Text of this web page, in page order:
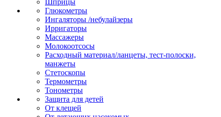
Шприцы
Глюкометры
Ингаляторы /небулайзеры
Ирригаторы
Массажеры
Молокоотсосы
Расходный материал/ланцеты, тест-полоски,
манжеты
Стетоскопы
Термометры
Тонометры
Защита для детей
От клещей